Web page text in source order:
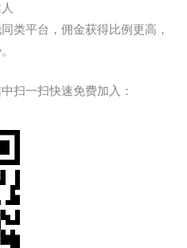
类平台，佣金获得比例更高，
扫一扫快速免费加入：